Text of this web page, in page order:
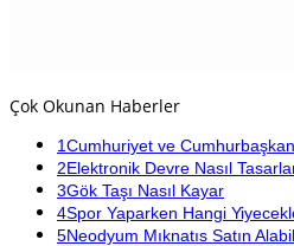
Çok Okunan Haberler
1Cumhuriyet ve
2Elektronik Devre Nasıl
3Gök Taşı Nasıl Kayar
4Spor Yaparken Hangi
5Neodyum Mıknatıs Satın